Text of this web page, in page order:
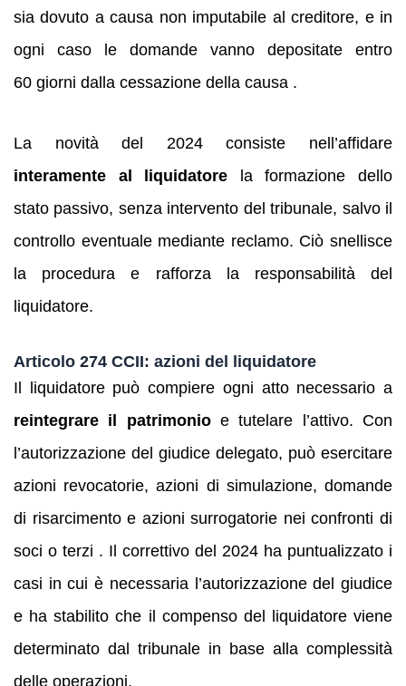
sia dovuto a causa non imputabile al creditore, e in
ogni caso le domande vanno depositate entro
60 giorni dalla cessazione della causa .
La novità del 2024 consiste nell’affidare
interamente al liquidatore la formazione dello
stato passivo, senza intervento del tribunale, salvo il
controllo eventuale mediante reclamo. Ciò snellisce
la procedura e rafforza la responsabilità del
liquidatore.
Articolo 274 CCII: azioni del liquidatore
Il liquidatore può compiere ogni atto necessario a
reintegrare il patrimonioe tutelare l’attivo. Con
l’autorizzazione del giudice delegato, può esercitare
azioni revocatorie, azioni di simulazione, domande
di risarcimento e azioni surrogatorie nei confronti di
soci o terzi . Il correttivo del 2024 ha puntualizzato i
casi in cui è necessaria l’autorizzazione del giudice
e ha stabilito che il compenso del liquidatore viene
determinato dal tribunale in base alla complessità
delle operazioni.